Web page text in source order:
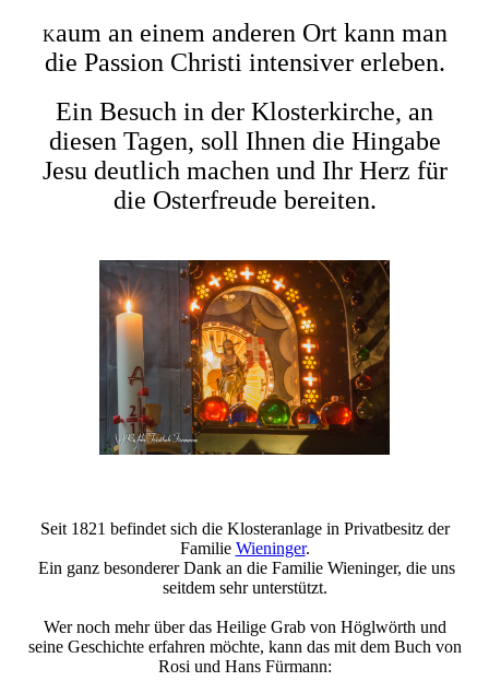
Kaum an einem anderen Ort kann man
die Passion Christi intensiver erleben.
Ein Besuch in der Klosterkirche, an
diesen Tagen, soll Ihnen die Hingabe
Jesu deutlich machen und Ihr Herz für
die Osterfreude bereiten.
Seit 1821 befindet sich die Klosteranlage in Privatbesitz der
Familie Wieninger.
Ein ganz besonderer Dank an die Familie Wieninger, die uns
seitdem sehr unterstützt.
Wer noch mehr über das Heilige Grab von Höglwörth und
seine Geschichte erfahren möchte, kann das mit dem Buch von
Rosi und Hans Fürmann: